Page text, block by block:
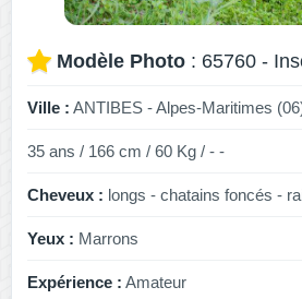
Modèle Photo : 65760 -
Ville : ANTIBES - Alpes-Maritimes
35 ans / 166 cm / 60 Kg / - -
Cheveux : longs - chatains foncés -
Yeux : Marrons
Expérience : Amateur